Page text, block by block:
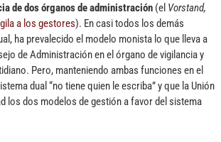
de dos órganos de administración (el
a los gestores). En casi todos los demás
ha prevalecido el modelo monista lo que lleva a
de Administración en el órgano de vigilancia y
Pero, manteniendo ambas funciones en el
dual “no tiene quien le escriba” y que la Unión
los dos modelos de gestión a favor del sistema